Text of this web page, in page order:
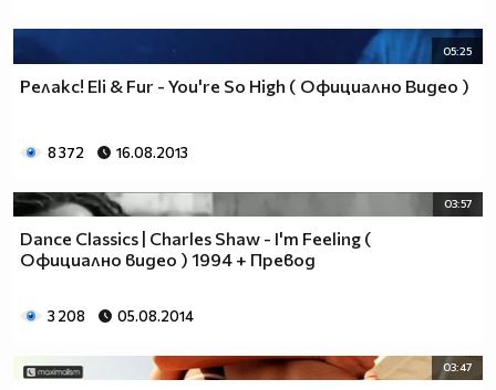
05:25
Релакс! Eli & Fur - You're So High ( Официално Видео )
8 372 16.08.2013
03:57
Dance Classics | Charles Shaw - I'm Feeling (
Официално видео ) 1994 + Превод
3 208 05.08.2014
03:47